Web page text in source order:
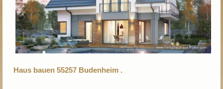
Haus bauen 55257 Budenheim .